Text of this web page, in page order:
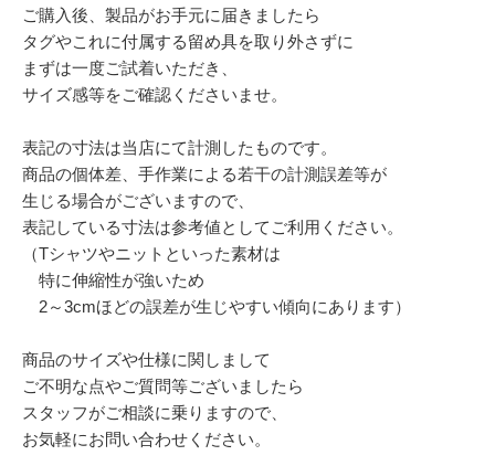
ご購入後、製品がお手元に届きましたら
タグやこれに付属する留め具を取り外さずに
まずは一度ご試着いただき、
サイズ感等をご確認くださいませ。
表記の寸法は当店にて計測したものです。
商品の個体差、手作業による若干の計測誤差等が
生じる場合がございますので、
表記している寸法は参考値としてご利用ください。
（Tシャツやニットといった素材は
特に伸縮性が強いため
2～3cmほどの誤差が生じやすい傾向にあります）
商品のサイズや仕様に関しまして
ご不明な点やご質問等ございましたら
スタッフがご相談に乗りますので、
お気軽にお問い合わせください。